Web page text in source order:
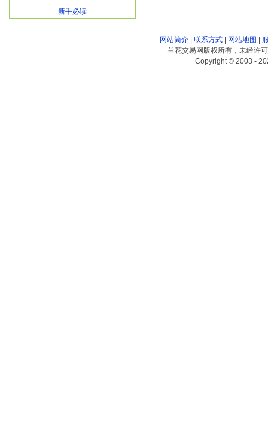
新手必读
网站简介| 联系方式| 网站地图 |
兰花交易网版权所有，未经许
Copyright © 2003 -